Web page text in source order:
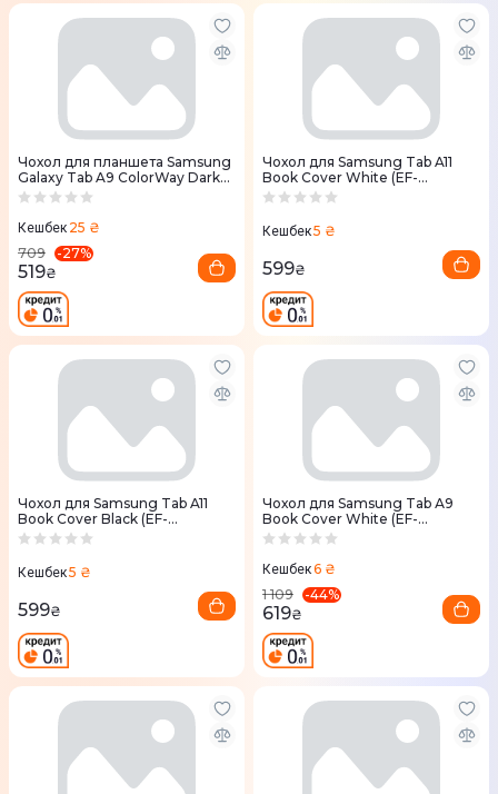
Чохол для планшета Samsung
Galaxy Tab A9 ColorWay Dark
Blue (CW-CTSGT110-DB)
Кешбек 25 ₴
709
-27%
519₴
Чохол для Samsung Tab A11
Book Cover White (EF-
BX130PWEGWW)
Кешбек5 ₴
599₴
Чохол для Samsung Tab A11
Book Cover Black (EF-
BX130PBEGWW)
Кешбек5 ₴
599₴
Чохол для Samsung Tab А9
Book Cover White (EF-
BX110TWEGWW)
Кешбек6 ₴
1 109
-44%
619₴